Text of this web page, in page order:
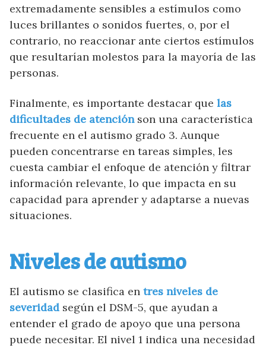
extremadamente sensibles a estímulos como
luces brillantes o sonidos fuertes, o, por el
contrario, no reaccionar ante ciertos estímulos
que resultarían molestos para la mayoría de las
personas.
Finalmente, es importante destacar que las
dificultades de atenciónson una característica
frecuente en el autismo grado 3. Aunque
pueden concentrarse en tareas simples, les
cuesta cambiar el enfoque de atención y filtrar
información relevante, lo que impacta en su
capacidad para aprender y adaptarse a nuevas
situaciones.
Niveles de autismo
El autismo se clasifica en tres niveles de
severidad según el DSM-5, que ayudan a
entender el grado de apoyo que una persona
puede necesitar. El nivel 1 indica una necesidad